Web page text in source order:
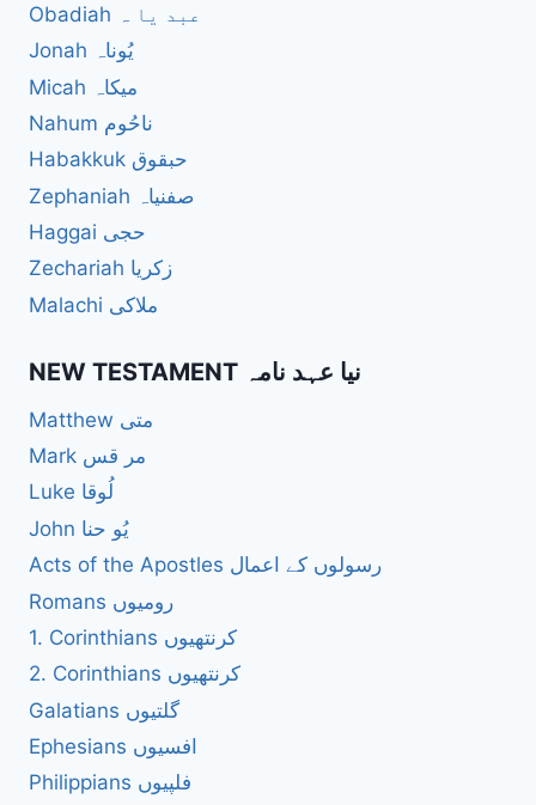
Obadiah عبد یا ہ
Jonah یُوناہ
Micah میکاہ
Nahum ناحُوم
Habakkuk حبقوق
Zephaniah صفنیاہ
Haggai حجی
Zechariah زکریا
Malachi ملاکی
NEW TESTAMENT نیا عہد نامہ
Matthew متی
Mark مر قس
Luke لُوقا
John یُو حنا
Acts of the Apostles رسولوں کے اعمال
Romans رومیوں
1. Corinthians کرنتھیوں
2. Corinthians کرنتھیوں
Galatians گلتیوں
Ephesians افسیوں
Philippians فلپیوں